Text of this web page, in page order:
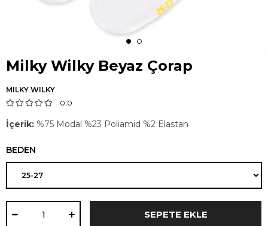
Milky Wilky Beyaz Çorap
MILKY WILKY
0.0
İçerik: %75 Modal %23 Poliamid %2 Elastan
BEDEN